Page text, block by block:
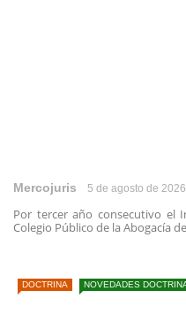
Mercojuris 5 de agosto de 2026
Por tercer año consecutivo el
Colegio Público de la Abogacía
DOCTRINA NOVEDADES